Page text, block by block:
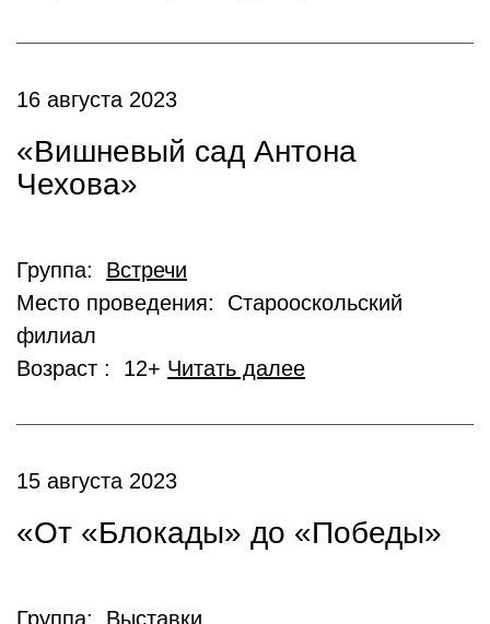
16 августа 2023
«Вишневый сад Антона
Чехова»
Группа: Встречи
Место проведения: Старооскольский
филиал
Возраст : 12+ Читать далее
15 августа 2023
«От «Блокады» до «Победы»
Группа: Выставки